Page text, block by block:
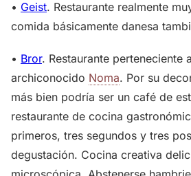
• Geist. Restaurante realmente
comida básicamente danesa
• Bror. Restaurante perteneciente
archiconocido Noma. Por su
más bien podría ser un café de
restaurante de cocina
primeros, tres segundos y tres
degustación. Cocina creativa